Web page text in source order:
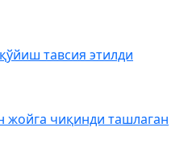
тавсия этилди
жойга чиқинди ташлаган